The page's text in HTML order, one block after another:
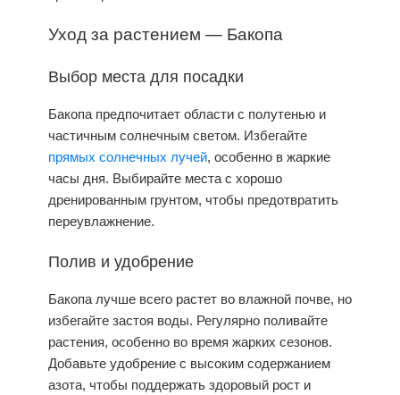
Уходза растением — Бакопа
Выбор места для посадки
Бакопа предпочитает области с полутенью и
частичным солнечным светом. Избегайте
прямых солнечных лучей, особенно в жаркие
часы дня. Выбирайте места с хорошо
дренированным грунтом, чтобы предотвратить
переувлажнение.
Полив и удобрение
Бакопа лучше всего растет во влажной почве, но
избегайте застоя воды. Регулярно поливайте
растения, особенно во время жарких сезонов.
Добавьте удобрение с высоким содержанием
азота, чтобы поддержать здоровый рост и